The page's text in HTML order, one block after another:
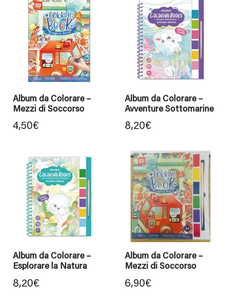
Album da Colorare –
Mezzi di Soccorso
4,50€
Album da Colorare –
Avventure Sottomarine
8,20€
Album da Colorare –
Esplorare la Natura
8,20€
Album da Colorare –
Mezzi di Soccorso
6,90€